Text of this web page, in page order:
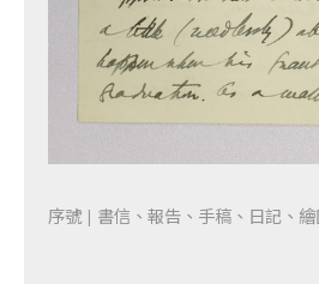
序號 | 書信、報告、手稿、日記、